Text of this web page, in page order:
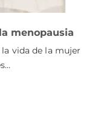
menopausia
vida de la mujer